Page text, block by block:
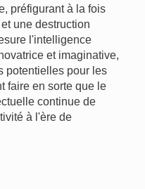
préfigurant à la fois
une destruction
l'intelligence
et imaginative,
potentielles pour les
faire en sorte que le
continue de
à l'ère de